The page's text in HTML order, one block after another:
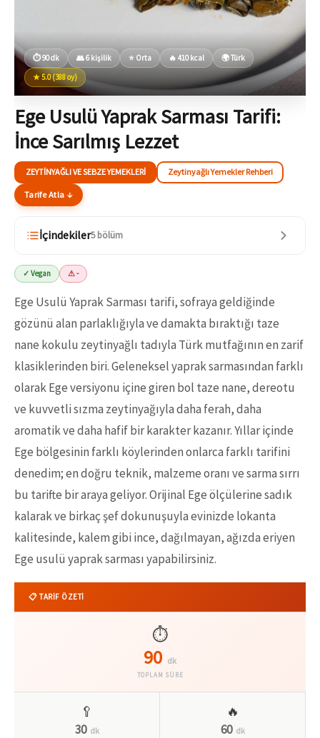
⏱ 90 dk 👥 6 kişilik ⭐ Orta 🔥 410 kcal
🌍 Türk
★ 5.0 (388 oy)
Ege Usulü Yaprak Sarması Tarifi:
İnce Sarılmış Lezzet
ZEYTINYAĞLI VE SEBZE YEMEKLERI Zeytinyağlı Yemekler Rehberi
Tarife Atla ↓
İçindekiler5 bölüm
✓ Vegan ⚠ -
Ege Usulü Yaprak Sarması tarifi, sofraya geldiğinde
gözünü alan parlaklığıyla ve damakta bıraktığı taze
nane kokulu zeytinyağlı tadıyla Türk mutfağının en zarif
klasiklerinden biri. Geleneksel yaprak sarmasından farklı
olarak Ege versiyonu içine giren bol taze nane, dereotu
ve kuvvetli sızma zeytinyağıyla daha ferah, daha
aromatik ve daha hafif bir karakter kazanır. Yıllar içinde
Ege bölgesinin farklı köylerinden onlarca farklı tarifini
denedim; en doğru teknik, malzeme oranı ve sarma sırrı
bu tarifte bir araya geliyor. Orijinal Ege ölçülerine sadık
kalarak ve birkaç şef dokunuşuyla evinizde lokanta
kalitesinde, kalem gibi ince, dağılmayan, ağızda eriyen
Ege usulü yaprak sarması yapabilirsiniz.
📋 TARİF ÖZETİ
⏱️
90 dk
TOPLAM SÜRE
🥄
30 dk
🔥
60 dk